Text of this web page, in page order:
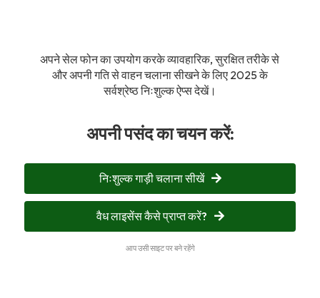
अपने सेल फोन का उपयोग करके व्यावहारिक, सुरक्षित तरीके से
और अपनी गति से वाहन चलाना सीखने के लिए 2025 के
सर्वश्रेष्ठ निःशुल्क ऐप्स देखें।
अपनी पसंद का चयन करें:
निःशुल्क गाड़ी चलाना सीखें
वैध लाइसेंस कैसे प्राप्त करें?
आप उसी साइट पर बने रहेंगे